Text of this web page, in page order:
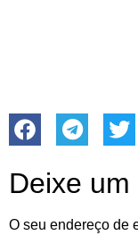
Deixe
O seu endereço de